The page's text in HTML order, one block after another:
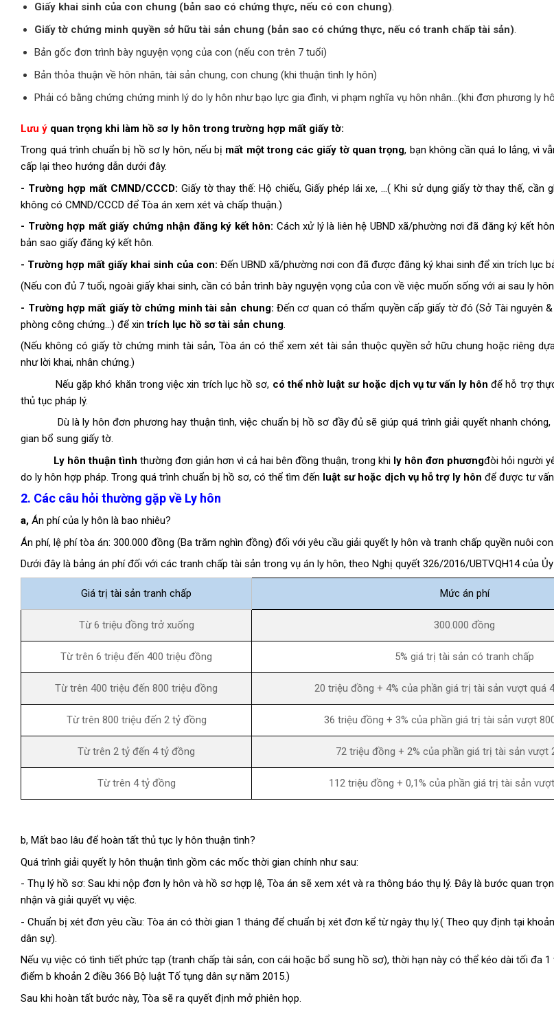
Giấy khai sinh của con chung (bản sao có chứng thực, nếu có con chung).
Giấy tờ chứng minh quyền sở hữu tài sản chung (bản sao có chứng thực, nếu có tranh chấp tài sản).
Bản gốc đơn trình bày nguyện vọng của con (nếu con trên 7 tuổi)
Bản thỏa thuận về hôn nhân, tài sản chung, con chung (khi thuận tình ly hôn)
Phải có bằng chứng chứng minh lý do ly hôn như bạo lực gia đình, vi phạm nghĩa vụ hôn nhân...(khi đơn phương ly
Lưu ý quan trọng khi làm hồ sơ ly hôn trong trường hợp mất giấy tờ:
Trong quá trình chuẩn bị hồ sơ ly hôn, nếu bị mất một trong các giấy tờ quan trọng, bạn không cần quá lo lắng, vì
cấp lại theo hướng dẫn dưới đây.
- Trường hợp mất CMND/CCCD: Giấy tờ thay thế: Hộ chiếu, Giấy phép lái xe, …( Khi sử dụng giấy tờ thay thế, cần
không có CMND/CCCD để Tòa án xem xét và chấp thuận.)
- Trường hợp mất giấy chứng nhận đăng ký kết hôn: Cách xử lý là liên hệ UBND xã/phường nơi đã đăng ký kết
bản sao giấy đăng ký kết hôn.
- Trường hợp mất giấy khai sinh của con:Đến UBND xã/phường nơi con đã được đăng ký khai sinh để xin trích lục
(Nếu con đủ 7 tuổi, ngoài giấy khai sinh, cần có bản trình bày nguyện vọng của con về việc muốn sống với ai sau ly
- Trường hợp mất giấy tờ chứng minh tài sản chung:Đến cơ quan có thẩm quyền cấp giấy tờ đó (Sở Tài nguyên
phòng công chứng...) để xintrích lục hồ sơ tài sản chung.
(Nếu không có giấy tờ chứng minh tài sản, Tòa án có thể xem xét tài sản thuộc quyền sở hữu chung hoặc riêng
như lời khai, nhân chứng.)
Nếu gặp khó khăn trong việc xin trích lục hồ sơ, có thể nhờ luật sư hoặc dịch vụ tư vấn ly hôn để hỗ trợ
thủ tục pháp lý.
Dù là ly hôn đơn phương hay thuận tình, việc chuẩn bị hồ sơ đầy đủ sẽ giúp quá trình giải quyết nhanh chóng,
gian bổ sung giấy tờ.
Ly hôn thuận tình thường đơn giản hơn vì cả hai bên đồng thuận, trong khi ly hôn đơn phươngđòi hỏi người
do ly hôn hợp pháp. Trong quá trình chuẩn bị hồ sơ, có thể tìm đến luật sư hoặc dịch vụ hỗ trợ ly hôn để được tư
2. Các câu hỏi thường gặp về Ly hôn
a,Án phí của ly hôn là bao nhiêu?
Án phí, lệ phí tòa án: 300.000 đồng (Ba trăm nghìn đồng) đối với yêu cầu giải quyết ly hôn và tranh chấp quyền nuôi con.
Dưới đây là bảng án phí đối với các tranh chấp tài sản trong vụ án ly hôn, theo Nghị quyết 326/2016/UBTVQH14 của
Giá trị tài sản tranh chấp Mức án phí
Từ 6 triệu đồng trở xuống 300.000 đồng
Từ trên 6 triệu đến 400 triệu đồng 5% giá trị tài sản có tranh chấp
Từ trên 400 triệu đến 800 triệu đồng 20 triệu đồng + 4% của phần giá trị tài sản vượt quá
Từ trên 800 triệu đến 2 tỷ đồng 36 triệu đồng + 3% của phần giá trị tài sản vượt
Từ trên 2 tỷ đến 4 tỷ đồng 72 triệu đồng + 2% của phần giá trị tài sản vượt
Từ trên 4 tỷ đồng 112 triệu đồng + 0,1% của phần giá trị tài sản
b,Mất bao lâu để hoàn tất thủ tục ly hôn thuận tình?
Quá trình giải quyết ly hôn thuận tình gồm các mốc thời gian chính như sau:
- Thụ lý hồ sơ: Sau khi nộp đơn ly hôn và hồ sơ hợp lệ, Tòa án sẽ xem xét và ra thông báo thụ lý. Đây là bước quan
nhận và giải quyết vụ việc.
- Chuẩn bị xét đơn yêu cầu: Tòa án có thời gian 1 tháng để chuẩn bị xét đơn kể từ ngày thụ lý.( Theo quy định tại
dân sự).
Nếu vụ việc có tình tiết phức tạp (tranh chấp tài sản, con cái hoặc bổ sung hồ sơ), thời hạn này có thể kéo dài tối đa
điểm b khoản 2 điều 366 Bộ luật Tố tụng dân sự năm 2015.)
Sau khi hoàn tất bước này, Tòa sẽ ra quyết định mở phiên họp.